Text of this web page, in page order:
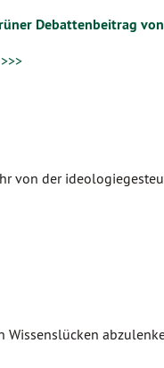
Debattenbeitrag
von der
Wissenslücken